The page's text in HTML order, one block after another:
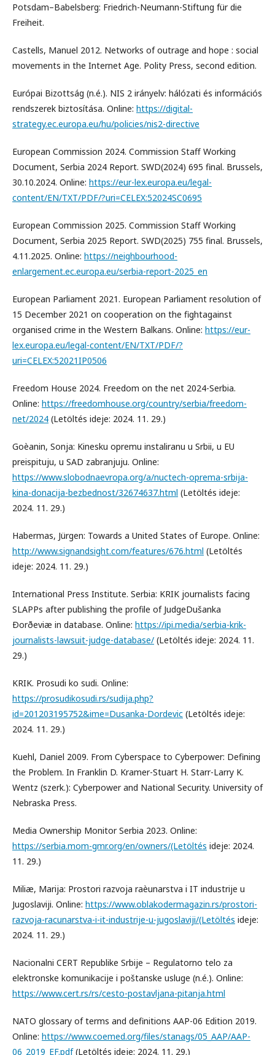
Potsdam–Babelsberg: Friedrich-Neumann-Stiftung für die
Freiheit.
Castells, Manuel 2012. Networks of outrage and hope : social
movements in the Internet Age. Polity Press, second edition.
Európai Bizottság (n.é.). NIS 2 irányelv: hálózati és információs
rendszerek biztosítása. Online: https://digital-
strategy.ec.europa.eu/hu/policies/nis2-directive
European Commission 2024. Commission Staff Working
Document, Serbia 2024 Report. SWD(2024) 695 final. Brussels,
30.10.2024. Online: https://eur-lex.europa.eu/legal-
content/EN/TXT/PDF/?uri=CELEX:52024SC0695
European Commission 2025. Commission Staff Working
Document, Serbia 2025 Report. SWD(2025) 755 final. Brussels,
4.11.2025. Online: https://neighbourhood-
enlargement.ec.europa.eu/serbia-report-2025_en
European Parliament 2021. European Parliament resolution of
15 December 2021 on cooperation on the fightagainst
organised crime in the Western Balkans. Online: https://eur-
lex.europa.eu/legal-content/EN/TXT/PDF/?
uri=CELEX:52021IP0506
Freedom House 2024. Freedom on the net 2024-Serbia.
Online: https://freedomhouse.org/country/serbia/freedom-
net/2024 (Letöltés ideje: 2024. 11. 29.)
Goèanin, Sonja: Kinesku opremu instaliranu u Srbii, u EU
preispituju, u SAD zabranjuju. Online:
https://www.slobodnaevropa.org/a/nuctech-oprema-srbija-
kina-donacija-bezbednost/32674637.html (Letöltés ideje:
2024. 11. 29.)
Habermas, Jürgen: Towards a United States of Europe. Online:
http://www.signandsight.com/features/676.html (Letöltés
ideje: 2024. 11. 29.)
International Press Institute. Serbia: KRIK journalists facing
SLAPPs after publishing the profile of JudgeDušanka
Ðorðeviæ in database. Online: https://ipi.media/serbia-krik-
journalists-lawsuit-judge-database/ (Letöltés ideje: 2024. 11.
29.)
KRIK. Prosudi ko sudi. Online:
https://prosudikosudi.rs/sudija.php?
id=201203195752&ime=Dusanka-Dordevic (Letöltés ideje:
2024. 11. 29.)
Kuehl, Daniel 2009. From Cyberspace to Cyberpower: Defining
the Problem. In Franklin D. Kramer-Stuart H. Starr-Larry K.
Wentz (szerk.): Cyberpower and National Security. University of
Nebraska Press.
Media Ownership Monitor Serbia 2023. Online:
https://serbia.mom-gmr.org/en/owners/(Letöltés ideje: 2024.
11. 29.)
Miliæ, Marija: Prostori razvoja raèunarstva i IT industrije u
Jugoslaviji. Online: https://www.oblakodermagazin.rs/prostori-
razvoja-racunarstva-i-it-industrije-u-jugoslaviji/(Letöltés ideje:
2024. 11. 29.)
Nacionalni CERT Republike Srbije – Regulatorno telo za
elektronske komunikacije i poštanske usluge (n.é.). Online:
https://www.cert.rs/rs/cesto-postavljana-pitanja.html
NATO glossary of terms and definitions AAP-06 Edition 2019.
Online: https://www.coemed.org/files/stanags/05_AAP/AAP-
06_2019_EF.pdf(Letöltés ideje: 2024. 11. 29.)